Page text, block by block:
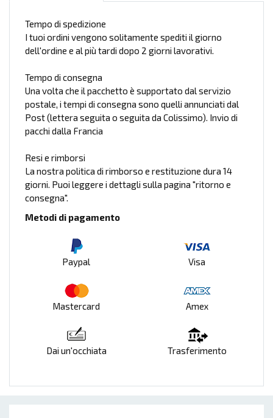
Tempo di spedizione
I tuoi ordini vengono solitamente spediti il giorno
dell'ordine e al più tardi dopo 2 giorni lavorativi.
Tempo di consegna
Una volta che il pacchetto è supportato dal servizio
postale, i tempi di consegna sono quelli annunciati dal
Post (lettera seguita o seguita da Colissimo). Invio di
pacchi dalla Francia
Resi e rimborsi
La nostra politica di rimborso e restituzione dura 14
giorni. Puoi leggere i dettagli sulla pagina "ritorno e
consegna".
Metodi di pagamento
Paypal Visa
Mastercard Amex
Dai un'occhiata Trasferimento